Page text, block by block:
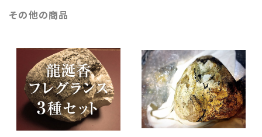
その他の商品